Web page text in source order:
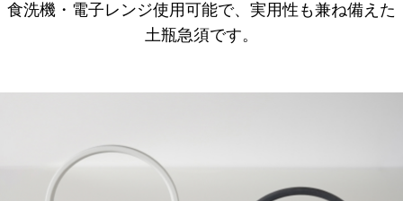
食洗機・電子レンジ使用可能で、実用性も兼ね備えた
土瓶急須です。